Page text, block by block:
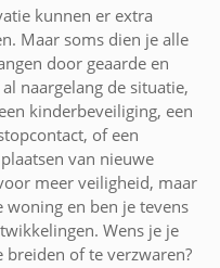
kunnen er extra
Maar soms dien je alle
door geaarde en
naargelang de situatie,
kinderbeveiliging, een
of een
van nieuwe
meer veiligheid, maar
en ben je tevens
Wens je je
of te verzwaren?